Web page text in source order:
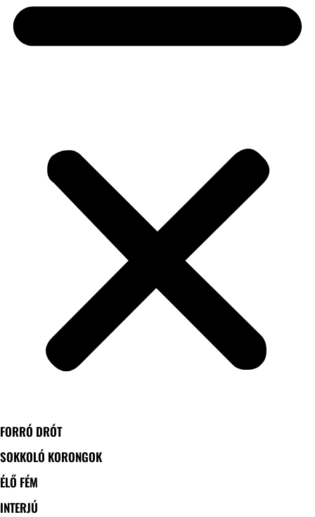
FORRÓ DRÓT
SOKKOLÓ KORONGOK
ÉLŐ FÉM
INTERJÚ